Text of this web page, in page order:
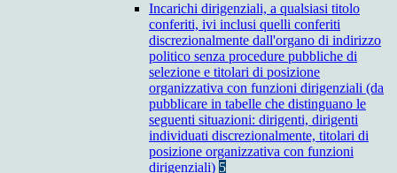
Incarichi dirigenziali, a qualsiasi titolo
conferiti, ivi inclusi quelli conferiti
discrezionalmente dall'organo di indirizzo
politico senza procedure pubbliche di
selezione e titolari di posizione
organizzativa con funzioni dirigenziali (da
pubblicare in tabelle che distinguano le
seguenti situazioni: dirigenti, dirigenti
individuati discrezionalmente, titolari di
posizione organizzativa con funzioni
dirigenziali) 5